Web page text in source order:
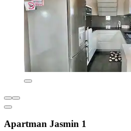
Apartman Jasmin 1